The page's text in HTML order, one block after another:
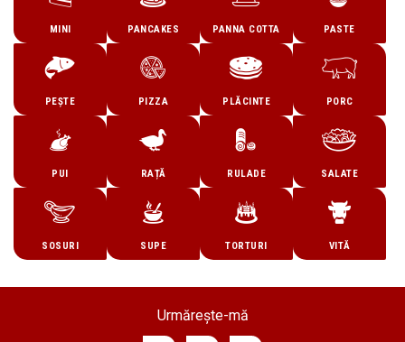
MINI PANCAKES PANNA COTTA PASTE
PEȘTE PIZZA PLĂCINTE PORC
PUI RAȚĂ RULADE SALATE
SOSURI SUPE TORTURI VITĂ
Urmărește-mă